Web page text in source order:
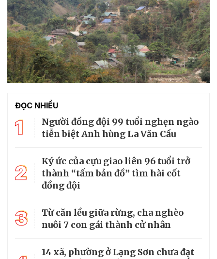
ĐỌC NHIỀU
1
Người đồng đội 99 tuổi nghẹn ngào
tiễn biệt Anh hùng La Văn Cầu
2
Ký ức của cựu giao liên 96 tuổi trở
thành “tấm bản đồ” tìm hài cốt
đồng đội
3
Từ căn lều giữa rừng, cha nghèo
nuôi 7 con gái thành cử nhân
14 xã, phường ở Lạng Sơn chưa đạt